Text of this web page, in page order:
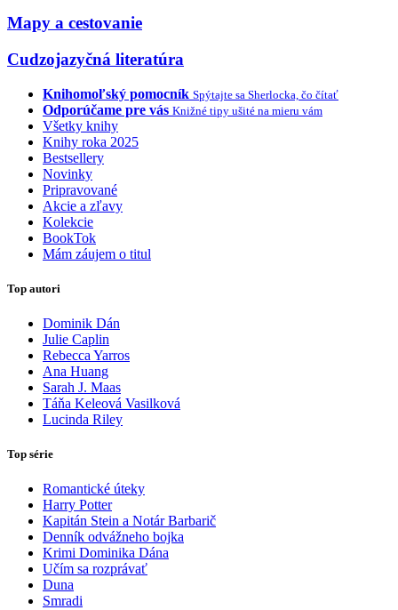
Mapy a cestovanie
Cudzojazyčná literatúra
Knihomoľský pomocník Spýtajte sa Sherlocka, čo čítať
Odporúčame pre vás Knižné tipy ušité na mieru vám
Všetky knihy
Knihy roka 2025
Bestsellery
Novinky
Pripravované
Akcie a zľavy
Kolekcie
BookTok
Mám záujem o titul
Top autori
Dominik Dán
Julie Caplin
Rebecca Yarros
Ana Huang
Sarah J. Maas
Táňa Keleová Vasilková
Lucinda Riley
Top série
Romantické úteky
Harry Potter
Kapitán Stein a Notár Barbarič
Denník odvážneho bojka
Krimi Dominika Dána
Učím sa rozprávať
Duna
Smradi